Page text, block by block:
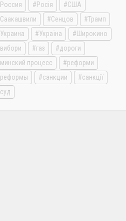
Россия
Росія
США
Саакашвили
Сенцов
Трамп
Украина
Україна
Широкино
вибори
газ
дороги
минский процесс
реформи
реформы
санкции
санкції
суд